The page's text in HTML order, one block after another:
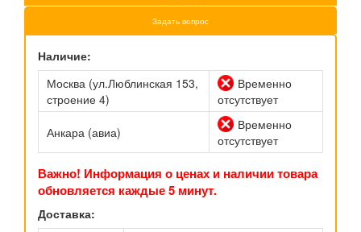
Задать вопрос
Наличие:
Москва (ул.Люблинская 153,
строение 4)
Временно
отсутствует
Анкара (авиа)
Временно
отсутствует
Важно! Информация о ценах и наличии товара
обновляется каждые 5 минут.
Доставка: